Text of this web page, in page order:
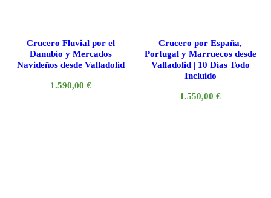
Crucero Fluvial por el
Danubio y Mercados
Navideños desde Valladolid
1.590,00 €
Crucero por España,
Portugal y Marruecos desde
Valladolid | 10 Días Todo
Incluido
1.550,00€